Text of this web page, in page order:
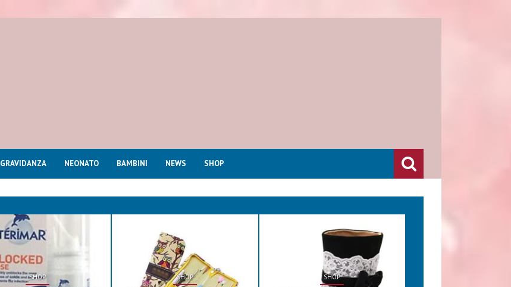
GRAVIDANZA NEONATO BAMBINI NEWS SHOP
SHOP SHOP SHOP